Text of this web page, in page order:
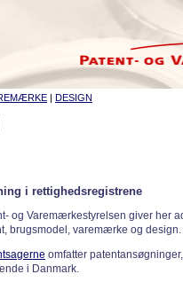
| DESIGN
i rettighedsregistrene
og Varemærkestyrelsen giver her
brugsmodel, varemærke og design.
omfatter
i Danmark.